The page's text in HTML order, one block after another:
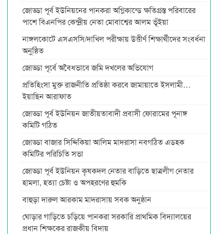
জোড্ডা পূর্ব ইউনিয়নের পানকরা অগ্নিকান্ডে ক্ষতিগ্রস্ত পরিবারের
পাশে বিএনপির কেন্দ্রীয় নেতা মোবাশ্বের আলম ভূঁইয়া
নাঙ্গলকোটে এসএসসি/দাখিল পরীক্ষায় উত্তীর্ণ শিক্ষার্থীদের সংবর্ধনা
অনুষ্ঠিত
জোড্ডা পূর্বে অবৈধভাবে জমি দখলের অভিযোগ
প্রতিহিংসা মুক্ত রাজনীতি প্রতিষ্ঠা করবে জামায়াতে ইসলামী…
ইয়াছিন আরাফাত
জোড্ডা পূর্ব ইউনিয়ন জাতীয়তাবাদী প্রবাসী ফোরামের পূনাঙ্গ
কমিটি গঠিত
জোড্ডা বাজার সিদ্দিকিয়া আলিম মাদরাসা নবগঠিত এডহক
কমিটির পরিচিতি সভা
জোড্ডা পূর্ব ইউনিয়ন কৃষকদল নেতার বাড়িতে ছাত্রলীগ নেতার
হামলা, হত্যা চেষ্টা ও অপহরণের হুমকি
বাহুড়া দারুল আরকাম মাদরাসায় সবক অনুষ্ঠান
ঘোড়ার গাড়িতে চড়িয়ে পানকরা সরকারি প্রাথমিক বিদ্যালয়ের
প্রধান শিক্ষকের রাজকীয় বিদায়